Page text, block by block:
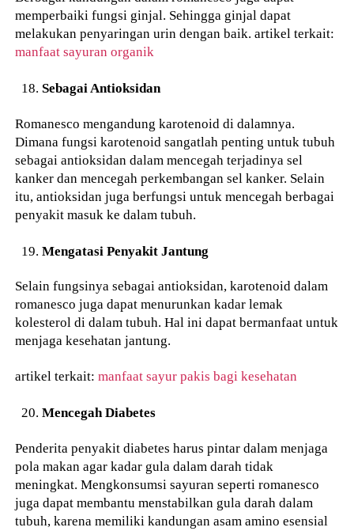
memperbaiki fungsi ginjal. Sehingga ginjal dapat
melakukan penyaringan urin dengan baik. artikel terkait:
manfaat sayuran organik
Sebagai Antioksidan
Romanesco mengandung karotenoid di dalamnya.
Dimana fungsi karotenoid sangatlah penting untuk tubuh
sebagai antioksidan dalam mencegah terjadinya sel
kanker dan mencegah perkembangan sel kanker. Selain
itu, antioksidan juga berfungsi untuk mencegah berbagai
penyakit masuk ke dalam tubuh.
Mengatasi Penyakit Jantung
Selain fungsinya sebagai antioksidan, karotenoid dalam
romanesco juga dapat menurunkan kadar lemak
kolesterol di dalam tubuh. Hal ini dapat bermanfaat untuk
menjaga kesehatan jantung.
artikel terkait:manfaat sayur pakis bagi kesehatan
Mencegah Diabetes
Penderita penyakit diabetes harus pintar dalam menjaga
pola makan agar kadar gula dalam darah tidak
meningkat. Mengkonsumsi sayuran seperti romanesco
juga dapat membantu menstabilkan gula darah dalam
tubuh, karena memiliki kandungan asam amino esensial